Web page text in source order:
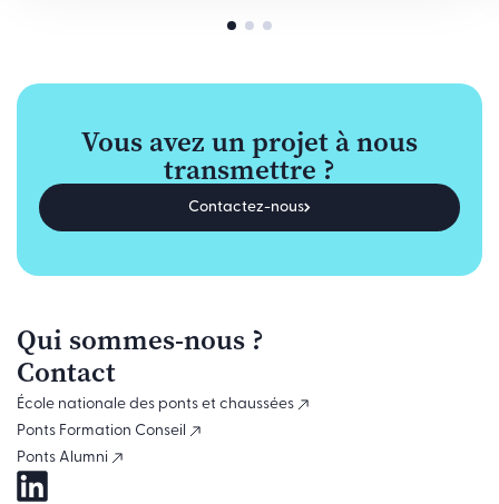
Vous avez un projet à nous
transmettre ?
Contactez-nous
Qui sommes-nous ?
Contact
École nationale des ponts et chaussées
Ponts Formation Conseil
Ponts Alumni